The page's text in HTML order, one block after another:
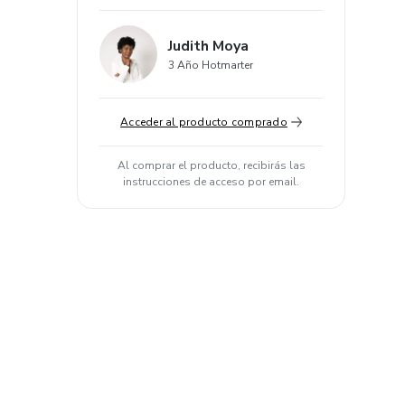
Judith Moya
3 Año Hotmarter
Acceder al producto comprado
Al comprar el producto, recibirás las
instrucciones de acceso por email.